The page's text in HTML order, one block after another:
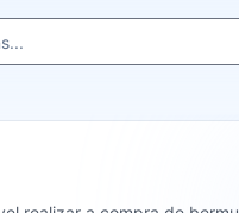
e lojas